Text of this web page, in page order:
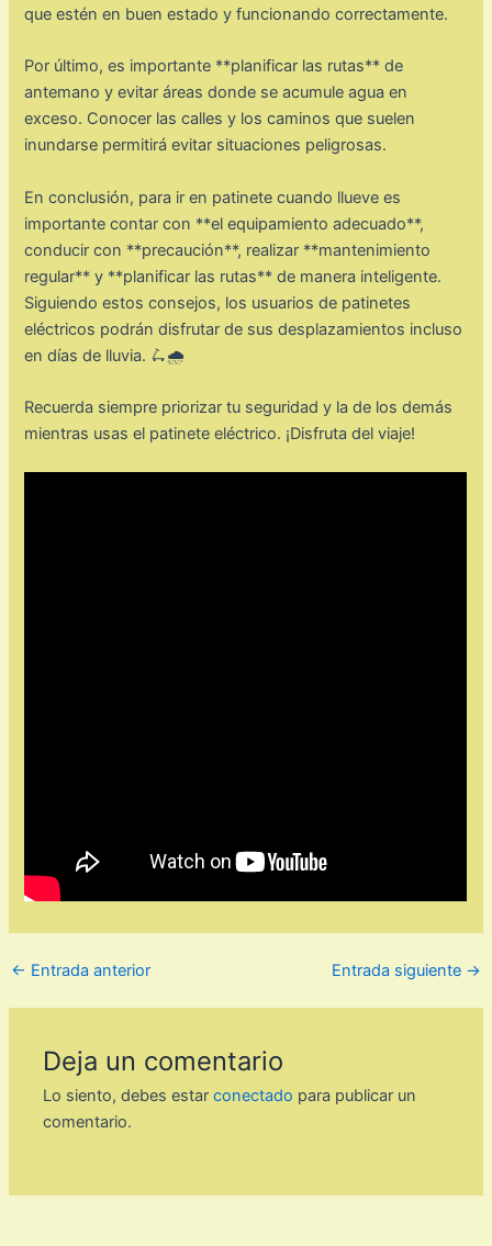
que estén en buen estado y funcionando correctamente.
Por último, es importante **planificar las rutas** de
antemano y evitar áreas donde se acumule agua en
exceso. Conocer las calles y los caminos que suelen
inundarse permitirá evitar situaciones peligrosas.
En conclusión, para ir en patinete cuando llueve es
importante contar con **el equipamiento adecuado**,
conducir con **precaución**, realizar **mantenimiento
regular** y **planificar las rutas** de manera inteligente.
Siguiendo estos consejos, los usuarios de patinetes
eléctricos podrán disfrutar de sus desplazamientos incluso
en días de lluvia. 🛴🌧️
Recuerda siempre priorizar tu seguridad y la de los demás
mientras usas el patinete eléctrico. ¡Disfruta del viaje!
← Entrada anterior Entrada siguiente →
Deja un comentario
Lo siento, debes estarconectado para publicar un
comentario.